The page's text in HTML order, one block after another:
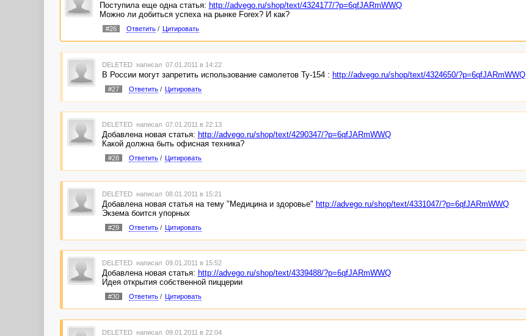
Поступила еще одна статья: http://advego.ru/shop/text/4324177/?p=6qfJARmWWQ
Можно ли добиться успеха на рынке Forex? И как?
#26 Ответить/ Цитировать
DELETED написал 07.01.2011 в 14:22
В России могут запретить использование самолетов Ту-154 : http://advego.ru/shop/text/4324650/?p=6qfJARmWWQ
#27 Ответить/ Цитировать
DELETED написал 07.01.2011 в 22:13
Добавлена новая статья: http://advego.ru/shop/text/4290347/?p=6qfJARmWWQ
Какой должна быть офисная техника?
#28 Ответить/ Цитировать
DELETED написал 08.01.2011 в 15:21
Добавлена новая статья на тему "Медицина и здоровье" http://advego.ru/shop/text/4331047/?p=6qfJARmWWQ
Экзема боится упорных
#29 Ответить/ Цитировать
DELETED написал 09.01.2011 в 15:52
Добавлена новая статья: http://advego.ru/shop/text/4339488/?p=6qfJARmWWQ
Идея открытия собственной пиццерии
#30 Ответить/ Цитировать
DELETED написал 09.01.2011 в 22:04